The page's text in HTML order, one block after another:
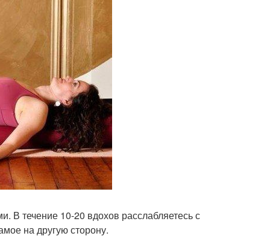
В течение 10-20 вдохов расслабляетесь с
на другую сторону.